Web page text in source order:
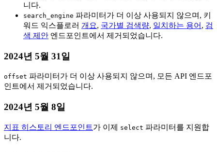
니다.
search_engine 파라미터가 더 이상 사용되지 않으며, 키
워드 익스플로러 개요, 국가별 검색량, 일치하는 용어 , 검
색 제안 엔드포인트에서 제거되었습니다.
2024년 5월 31일
offset 파라미터가 더 이상 사용되지 않으며, 모든 API 엔드포
인트에서 제거되었습니다.
2024년 5월 8일
지표 히스토리 엔드포인트가 이제 select 파라미터를 지원합
니다.